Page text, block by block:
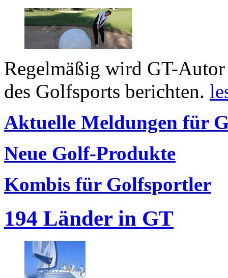
Regelmäßig wird GT-
des Golfsports berichten.
Aktuelle Meldungen für
Neue Golf-Produkte
Kombis für Golfsportler
194 Länder in GT